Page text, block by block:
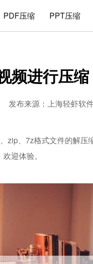
PDF压缩 PPT压缩
频进行压缩
发布来源：上海轻虾软
zip、7z格式文件的解
迎体验。